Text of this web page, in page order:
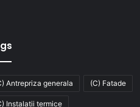
Antrepriza generala (C) Fatade
Instalatii termice